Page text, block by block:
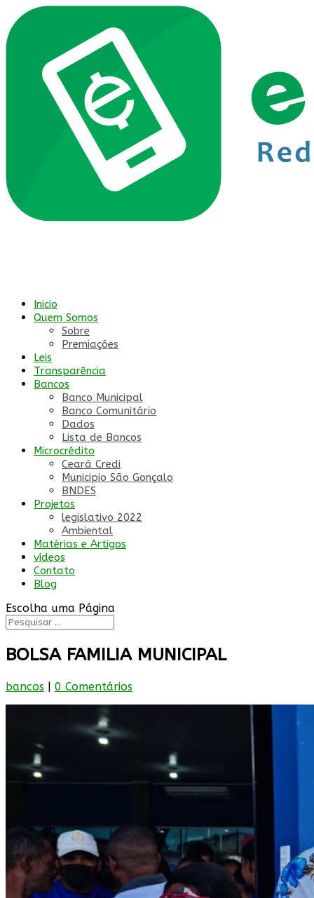
Inicio
Quem Somos
Sobre
Premiações
Leis
Transparência
Bancos
Banco Municipal
Banco Comunitário
Dados
Lista de Bancos
Microcrédito
Ceará Credi
Municipio São Gonçalo
BNDES
Projetos
legislativo 2022
Ambiental
Matérias e Artigos
vídeos
Contato
Blog
Escolha uma Página
BOLSA FAMILIA MUNICIPAL
bancos | 0 Comentários